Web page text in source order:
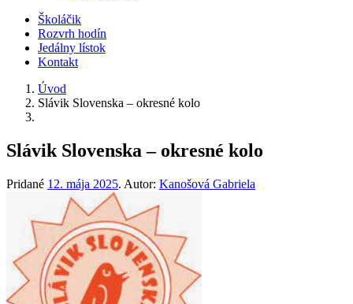
Školáčik
Rozvrh hodín
Jedálny lístok
Kontakt
Úvod
Slávik Slovenska – okresné kolo
Slávik Slovenska – okresné kolo
Pridané 12. mája 2025. Autor: Kanošová Gabriela